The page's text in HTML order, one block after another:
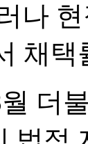
나
채택
더